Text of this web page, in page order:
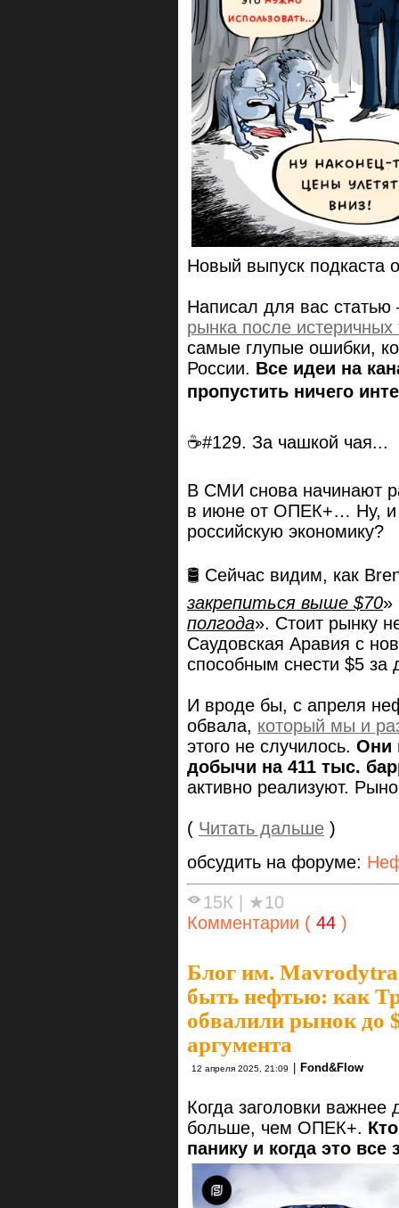
Новый выпуск подкаста
Написал для вас
рынка после
самые глупые ошибки,
России. Все идеи на
пропустить ничего
☕#129. За чашкой чая...
В СМИ снова начинают
в июне от ОПЕК+… Ну, и
российскую экономику?
🛢️ Сейчас видим, как
закрепиться выше $70»
полгода». Стоит рынку
Саудовская Аравия с
способным снести $5 за
И вроде бы, с апреля
обвала, который мы и
этого не случилось. Они
добычи на 411 тыс.
активно реализуют.
( Читать дальше )
обсудить на форуме:
15К
★10
Комментарии ( 44 )
Блог им.
быть нефтью: как
обвалили рынок до
аргумента
12 апреля 2025, 21:09 Fond&Flow
Когда заголовки
больше, чем ОПЕК+.
панику и когда это все